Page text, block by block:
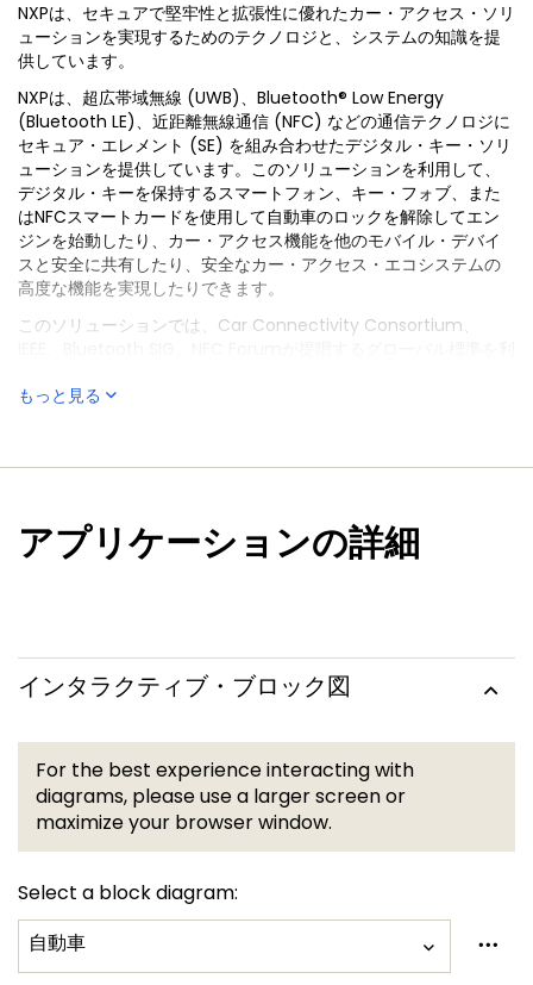
NXPは、セキュアで堅牢性と拡張性に優れたカー・アクセス・ソリ
ューションを実現するためのテクノロジと、システムの知識を提
供しています。
NXPは、超広帯域無線 (UWB)、Bluetooth® Low Energy
(Bluetooth LE)、近距離無線通信 (NFC) などの通信テクノロジに
セキュア・エレメント (SE) を組み合わせたデジタル・キー・ソリ
ューションを提供しています。このソリューションを利用して、
デジタル・キーを保持するスマートフォン、キー・フォブ、また
はNFCスマートカードを使用して自動車のロックを解除してエン
ジンを始動したり、カー・アクセス機能を他のモバイル・デバイ
スと安全に共有したり、安全なカー・アクセス・エコシステムの
高度な機能を実現したりできます。
このソリューションでは、Car Connectivity Consortium、
もっと見る
アプリケーションの詳細
インタラクティブ・ブロック図
For the best experience interacting with
diagrams, please use a larger screen or
maximize your browser window.
Select a block diagram:
自動車